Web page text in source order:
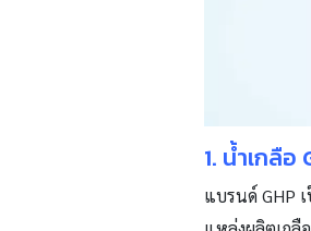
1. น้ำเกลื
แบรนด์ GHP